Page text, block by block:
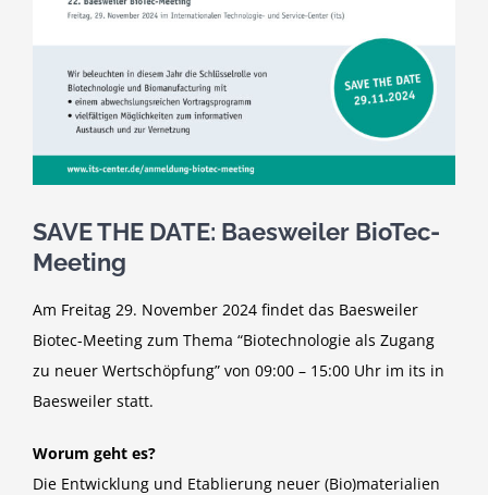
SAVE THE DATE: Baesweiler BioTec-
Meeting
Am Freitag 29. November 2024 findet das Baesweiler
Biotec-Meeting zum Thema “Biotechnologie als Zugang
zu neuer Wertschöpfung” von 09:00 – 15:00 Uhr im its in
Baesweiler statt.
Worum geht es?
Die Entwicklung und Etablierung neuer (Bio)materialien